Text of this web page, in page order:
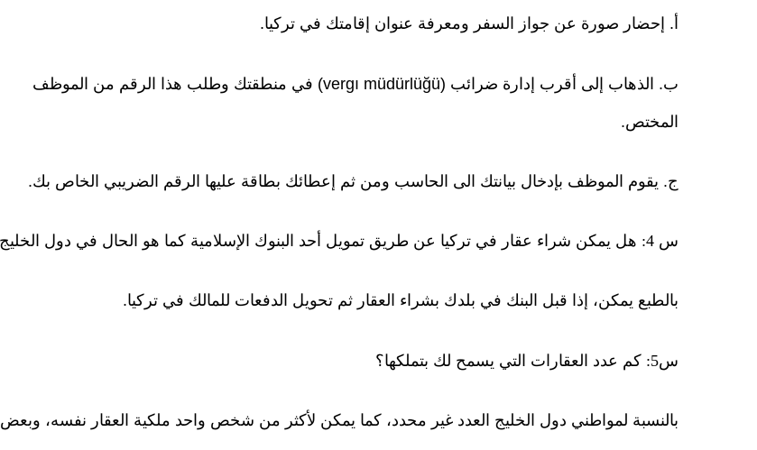
أ. إحضار صورة عن جواز السفر ومعرفة عنوان إقامتك في تركيا.
ب. الذهاب إلى أقرب إدارة ضرائب (vergı müdürlüğü) في منطقتك وطلب هذا الرقم من الموظف
المختص.
ج. يقوم الموظف بإدخال بيانتك الى الحاسب ومن ثم إعطائك بطاقة عليها الرقم الضريبي الخاص بك.
س 4: هل يمكن شراء عقار في تركيا عن طريق تمويل أحد البنوك الإسلامية كما هو الحال في دول الخليج؟
بالطبع يمكن، إذا قبل البنك في بلدك بشراء العقار ثم تحويل الدفعات للمالك في تركيا.
س5: كم عدد العقارات التي يسمح لك بتملكها؟
بالنسبة لمواطني دول الخليج العدد غير محدد، كما يمكن لأكثر من شخص واحد ملكية العقار نفسه، وبعض